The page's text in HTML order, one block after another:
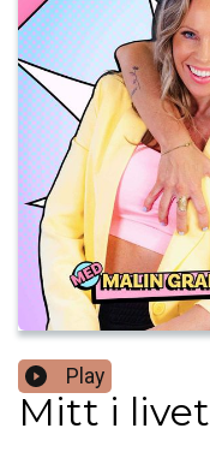
Play
Mitt i livet